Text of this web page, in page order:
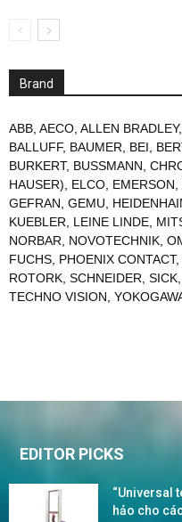
Brand
ABB, AECO, ALLEN BRADLEY,
BALLUFF, BAUMER, BEI,
BURKERT, BUSSMANN,
HAUSER), ELCO, EMERSON,
GEFRAN, GEMU,
KUEBLER, LEINE LINDE,
NORBAR, NOVOTECHNIK,
FUCHS, PHOENIX CONTACT,
ROTORK, SCHNEIDER, SICK,
TECHNO VISION,
EDITOR PICKS
“Universal
hảo cho